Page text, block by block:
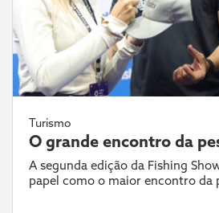
Turismo
O grande encontro da
A segunda edição da Fishing
papel como o maior encontro da